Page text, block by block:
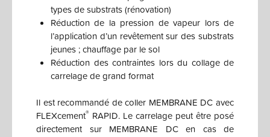
types de substrats (rénovation)
Réduction de la pression de vapeur lors de
l’application d’un revêtement sur des substrats
jeunes ; chauffage par le sol
Réduction des contraintes lors du collage de
carrelage de grand format
Il est recommandé de coller MEMBRANE DC avec
FLEXcement® RAPID. Le carrelage peut être posé
directement sur MEMBRANE DC en cas de